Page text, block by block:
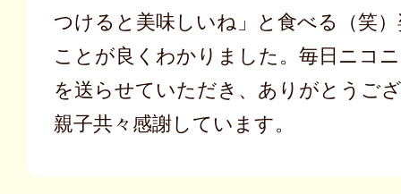
つけると美味しいね」と食べる（笑
ことが良くわかりました。毎日ニコ
を送らせていただき、ありがとうご
親子共々感謝しています。